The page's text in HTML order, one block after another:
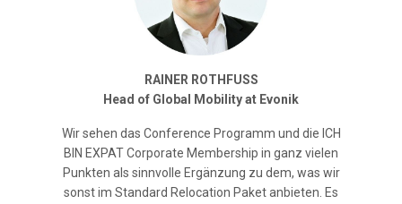
RAINER ROTHFUSS
Head of Global Mobility at Evonik
Wir sehen das Conference Programm und die ICH
BIN EXPAT Corporate Membership in ganz vielen
Punkten als sinnvolle Ergänzung zu dem, was wir
sonst im Standard Relocation Paket anbieten. Es